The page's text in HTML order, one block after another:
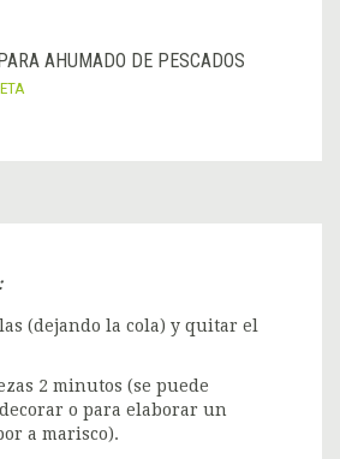
AHUMADO DE PESCADOS
(dejando la cola) y quitar el
2 minutos (se puede
o para elaborar un
a marisco).